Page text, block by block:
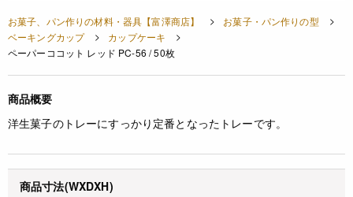
お菓子、パン作りの材料・器具【富澤商店】
お菓子・パン作りの型
ベーキングカップ
カップケーキ
ペーパーココット レッド PC-56 / 50枚
商品概要
洋生菓子のトレーにすっかり定番となったトレーです。
商品寸法(WXDXH)